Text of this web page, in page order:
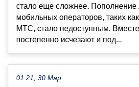
стало еще сложнее. Пополнение
мобильных операторов, таких
МТС, стало недоступным.
постепенно исчезают и под...
01:21, 30 Мар